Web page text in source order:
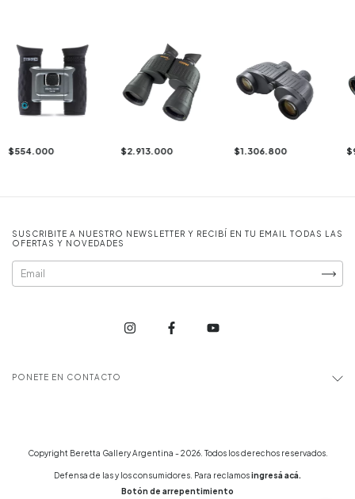
$554.000 $2.913.000 $1.306.800
SUSCRIBITE A NUESTRO NEWSLETTER Y RECIBÍ EN TU EMAIL TODAS LAS
OFERTAS Y NOVEDADES
PONETE EN CONTACTO
Copyright Beretta Gallery Argentina - 2026. Todos los derechos reservados.
Defensa de las y los consumidores. Para reclamosingresá acá.
Botón de arrepentimiento